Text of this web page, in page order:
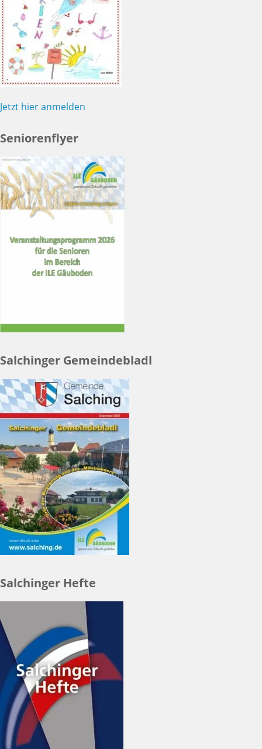
Jetzt hier anmelden
Seniorenflyer
Salchinger Gemeindebladl
Salchinger Hefte